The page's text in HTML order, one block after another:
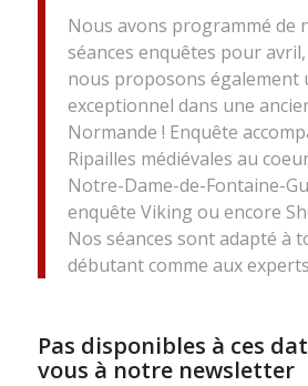
Nous avons programmé de
séances enquêtes pour
nous proposons également
exceptionnel dans une
Normande ! Enquête
Ripailles médiévales au
Notre-Dame-de-Fontaine-
enquête Viking ou encore
Nos séances sont adapté à
débutant comme aux
Pas disponibles à ces
vous à notre newsletter